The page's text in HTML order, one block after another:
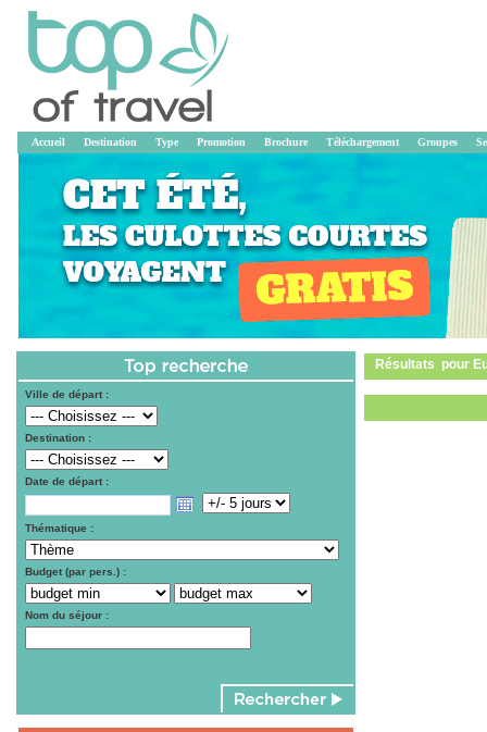
Accueil Destination Type Promotion Brochure Téléchargement Groupes
Ville de départ :
Destination :
Date de départ :
Thématique :
Budget (par pers.) :
Nom du séjour :
Résultats pour